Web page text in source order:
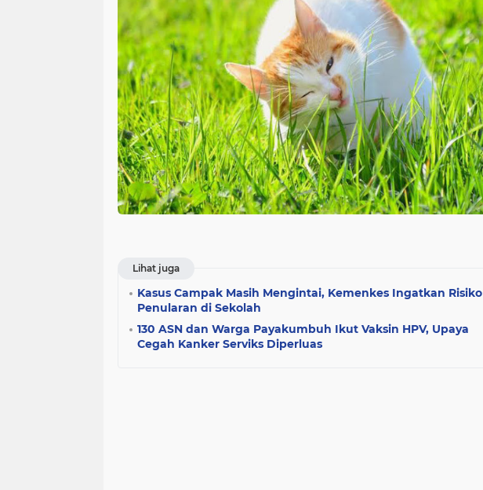
Lihat juga
Kasus Campak Masih Mengintai, Kemenkes Ingatkan Risiko
Penularan di Sekolah
130 ASN dan Warga Payakumbuh Ikut Vaksin HPV, Upaya
Cegah Kanker Serviks Diperluas